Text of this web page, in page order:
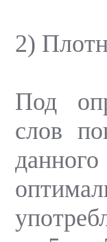
2)
Под
слов